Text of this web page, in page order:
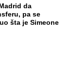
da
pa se
šta je Simeone